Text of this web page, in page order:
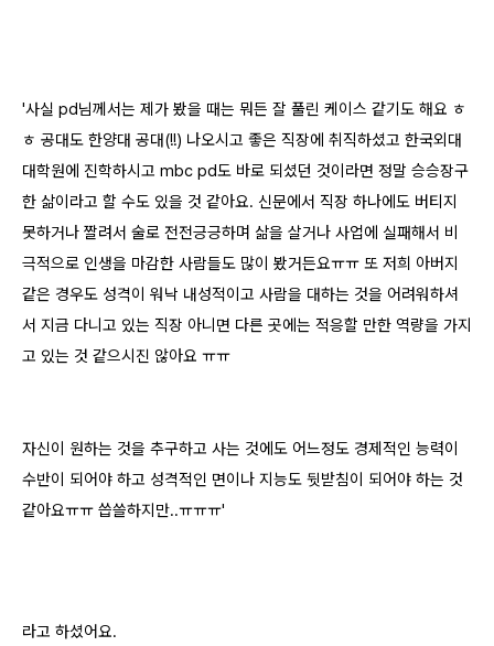
'사실 pd님께서는 제가 봤을 때는 뭐든 잘 풀린 케이스 같기도 해요 ㅎ
ㅎ 공대도 한양대 공대(!!) 나오시고 좋은 직장에 취직하셨고 한국외대
대학원에 진학하시고 mbc pd도 바로 되셨던 것이라면 정말 승승장구
한 삶이라고 할 수도 있을 것 같아요. 신문에서 직장 하나에도 버티지
못하거나 짤려서 술로 전전긍긍하며 삶을 살거나 사업에 실패해서 비
극적으로 인생을 마감한 사람들도 많이 봤거든요ㅠㅠ 또 저희 아버지
같은 경우도 성격이 워낙 내성적이고 사람을 대하는 것을 어려워하셔
서 지금 다니고 있는 직장 아니면 다른 곳에는 적응할 만한 역량을 가지
고 있는 것 같으시진 않아요 ㅠㅠ
자신이 원하는 것을 추구하고 사는 것에도 어느정도 경제적인 능력이
수반이 되어야 하고 성격적인 면이나 지능도 뒷받침이 되어야 하는 것
같아요ㅠㅠ 씁쓸하지만..ㅠㅠㅠ'
라고 하셨어요.